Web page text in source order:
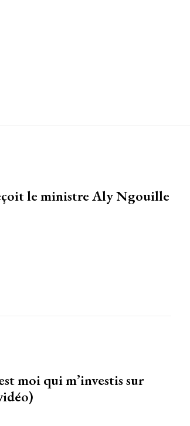
le ministre Aly Ngouille
moi qui m’investis sur